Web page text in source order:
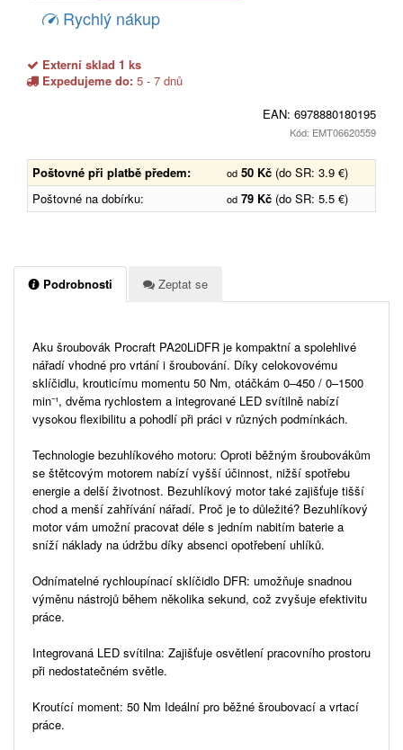
Rychlý nákup
Externí sklad 1 ks
Expedujeme do: 5 - 7 dnů
EAN: 6978880180195
Kód: EMT06620559
Poštovné při platbě předem: od 50 Kč (do SR: 3.9 €)
Poštovné na dobírku:
od 79 Kč (do SR: 5.5 €)
Podrobnosti Zeptat se
Aku šroubovák Procraft PA20LiDFR je kompaktní a spolehlivé
nářadí vhodné pro vrtání i šroubování. Díky celokovovému
sklíčidlu, krouticímu momentu 50 Nm, otáčkám 0–450 / 0–1500
min⁻¹, dvěma rychlostem a integrované LED svítilně nabízí
vysokou flexibilitu a pohodlí při práci v různých podmínkách.
Technologie bezuhlíkového motoru: Oproti běžným šroubovákům
se štětcovým motorem nabízí vyšší účinnost, nižší spotřebu
energie a delší životnost. Bezuhlíkový motor také zajišťuje tišší
chod a menší zahřívání nářadí. Proč je to důležité? Bezuhlíkový
motor vám umožní pracovat déle s jedním nabitím baterie a
sníží náklady na údržbu díky absenci opotřebení uhlíků.
Odnímatelné rychloupínací sklíčidlo DFR: umožňuje snadnou
výměnu nástrojů během několika sekund, což zvyšuje efektivitu
práce.
Integrovaná LED svítilna: Zajišťuje osvětlení pracovního prostoru
při nedostatečném světle.
Kroutící moment: 50 Nm Ideální pro běžné šroubovací a vrtací
práce.